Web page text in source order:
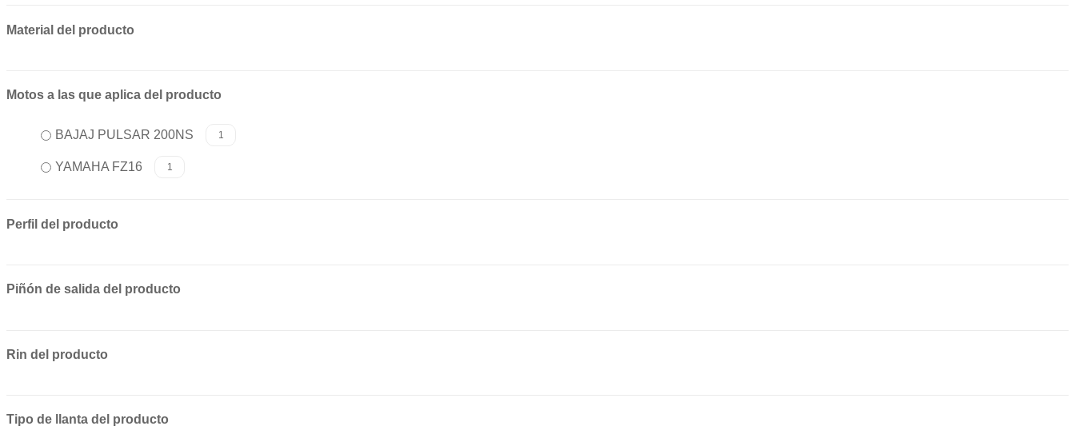
Material del producto
Motos a las que aplica del producto
BAJAJ PULSAR 200NS 1
YAMAHA FZ16 1
Perfil del producto
Piñón de salida del producto
Rin del producto
Tipo de llanta del producto